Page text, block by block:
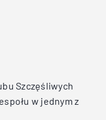
Szczęśliwych
w jednym z